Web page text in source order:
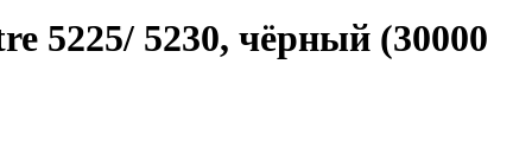
5225/ 5230, чёрный (30000